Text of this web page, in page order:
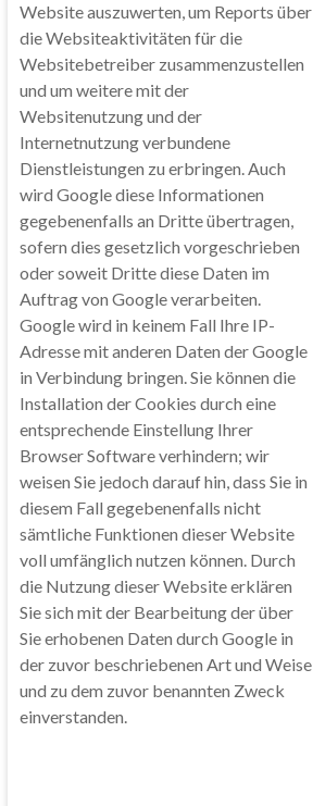
Website auszuwerten, um Reports über
die Websiteaktivitäten für die
Websitebetreiber zusammenzustellen
und um weitere mit der
Websitenutzung und der
Internetnutzung verbundene
Dienstleistungen zu erbringen. Auch
wird Google diese Informationen
gegebenenfalls an Dritte übertragen,
sofern dies gesetzlich vorgeschrieben
oder soweit Dritte diese Daten im
Auftrag von Google verarbeiten.
Google wird in keinem Fall Ihre IP-
Adresse mit anderen Daten der Google
in Verbindung bringen. Sie können die
Installation der Cookies durch eine
entsprechende Einstellung Ihrer
Browser Software verhindern; wir
weisen Sie jedoch darauf hin, dass Sie in
diesem Fall gegebenenfalls nicht
sämtliche Funktionen dieser Website
voll umfänglich nutzen können. Durch
die Nutzung dieser Website erklären
Sie sich mit der Bearbeitung der über
Sie erhobenen Daten durch Google in
der zuvor beschriebenen Art und Weise
und zu dem zuvor benannten Zweck
einverstanden.